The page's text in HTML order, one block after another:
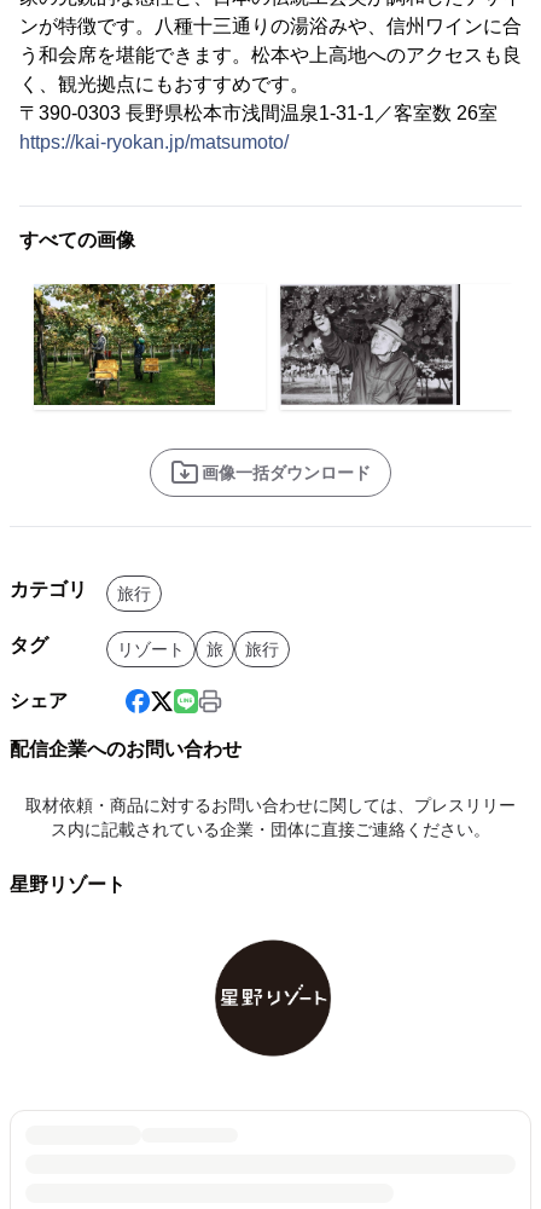
ンが特徴です。八種十三通りの湯浴みや、信州ワインに合
う和会席を堪能できます。松本や上高地へのアクセスも良
く、観光拠点にもおすすめです。
〒390-0303 長野県松本市浅間温泉1-31-1／客室数 26室
https://kai-ryokan.jp/matsumoto/
すべての画像
画像一括ダウンロード
カテゴリ 旅行
タグ リゾート 旅 旅行
シェア
配信企業へのお問い合わせ
取材依頼・商品に対するお問い合わせに関しては、プレスリリー
ス内に記載されている企業・団体に直接ご連絡ください。
星野リゾート